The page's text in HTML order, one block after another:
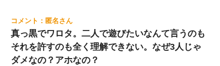
匿名
真っ黒でワロタ。二人で遊びたいなんて言うのも
それを許すのも全く理解できない。なぜ3人じゃ
ダメなの？アホなの？